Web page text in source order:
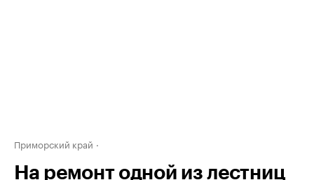
Приморский край
На ремонт одной из лестниц